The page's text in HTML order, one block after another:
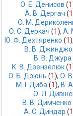
О. Е. Денисов (1
А. В. Дергач (1
О. М.
О. С. Деркач (1), А.
Ю. Ф. Дехтяренко (1),
В. В.
В. В. Джура
К. В. Дзензелюк (1
О. Б. Дзюнь (1), О.
М. І. Диба (1), В.
О. Л.
В. В. Димченко
А. С. Диндар (1